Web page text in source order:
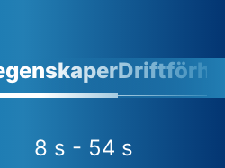
8 s - 54 s